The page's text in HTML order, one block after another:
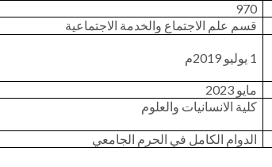
970
قسم علم الاجتماع والخدمة الاجتماعية
1 يوليو 2019م
مايو 2023
كلية الانسانيات والعلوم
الدوام الكامل في الحرم الجامعي